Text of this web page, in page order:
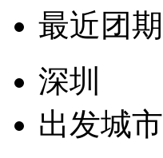
最近团期
深圳
出发城市